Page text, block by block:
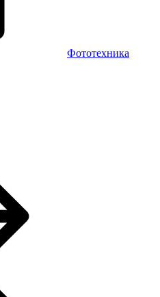
Фототехника